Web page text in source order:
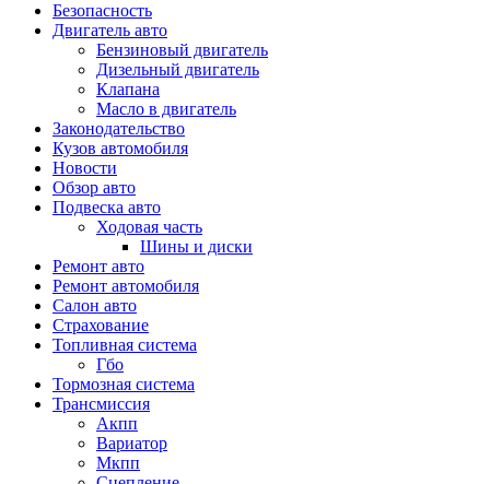
Безопасность
Двигатель авто
Бензиновый двигатель
Дизельный двигатель
Клапана
Масло в двигатель
Законодательство
Кузов автомобиля
Новости
Обзор авто
Подвеска авто
Ходовая часть
Шины и диски
Ремонт авто
Ремонт автомобиля
Салон авто
Страхование
Топливная система
Гбо
Тормозная система
Трансмиссия
Акпп
Вариатор
Мкпп